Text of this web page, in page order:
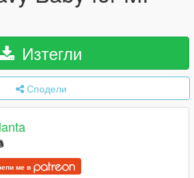
Изтегли
Сподели
ме в